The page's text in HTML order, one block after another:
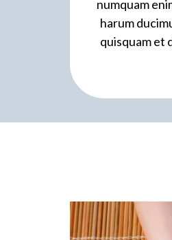
numquam
harum
quisquam et